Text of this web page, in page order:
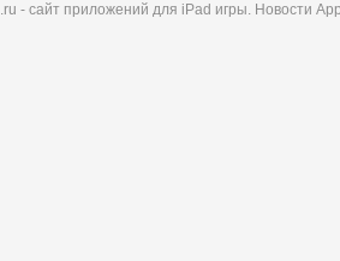
- сайт приложений для iPad игры. Новости